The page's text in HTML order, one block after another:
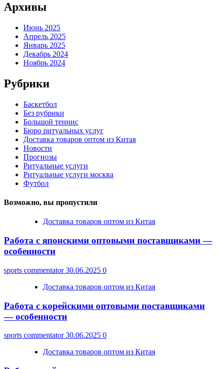
Архивы
Июнь 2025
Апрель 2025
Январь 2025
Декабрь 2024
Ноябрь 2024
Рубрики
Баскетбол
Без рубрики
Большой теннис
Бюро ритуальных услуг
Доставка товаров оптом из Китая
Новости
Прогнозы
Ритуальные услуги
Ритуальные услуги москва
Футбол
Возможно, вы пропустили
Доставка товаров оптом из Китая
Работа с японскими оптовыми поставщиками —
особенности
sports commentator30.06.2025 0
Доставка товаров оптом из Китая
Работа с корейскими оптовыми поставщиками
— особенности
sports commentator30.06.2025 0
Доставка товаров оптом из Китая